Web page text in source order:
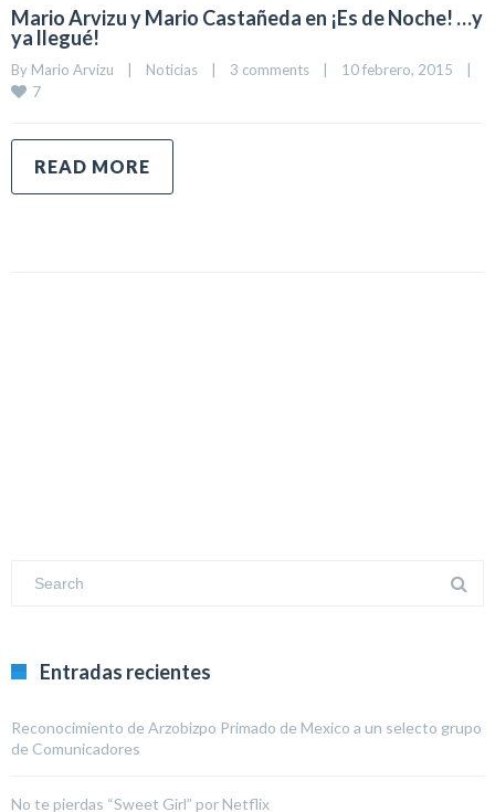
Mario Arvizu y Mario Castañeda en ¡Es de Noche! …y
ya llegué!
By Mario Arvizu Noticias 3 comments 10 febrero, 2015
7
READ MORE
Entradas recientes
Reconocimiento de Arzobizpo Primado de Mexico a un selecto grupo
de Comunicadores
No te pierdas “Sweet Girl” por Netflix